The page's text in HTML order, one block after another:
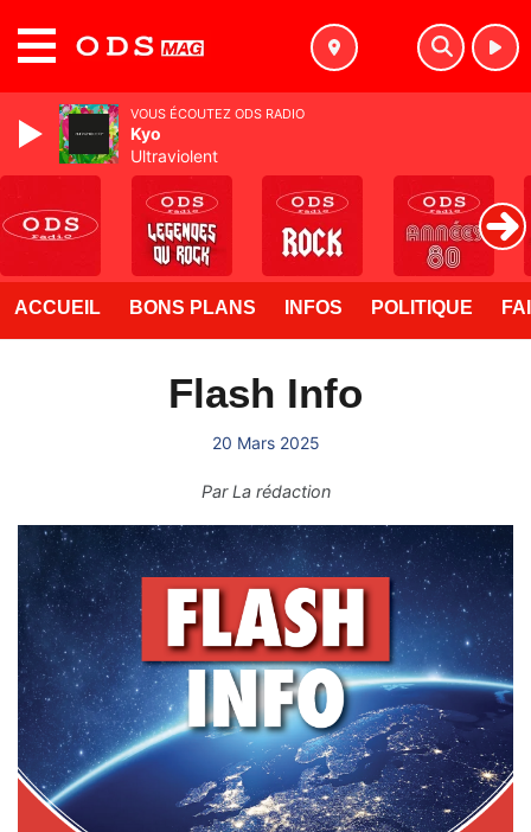
ACCUEIL BONS PLANS INFOS POLITIQUE
Flash Info
20 Mars 2025
ParLa rédaction
VOUS ÉCOUTEZ ODS RADIO
Kyo
Ultraviolent